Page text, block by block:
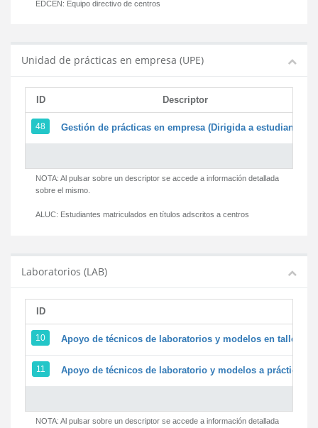
EDCEN: Equipo directivo de centros
Unidad de prácticas en empresa (UPE)
ID Descriptor
48 Gestión de prácticas en empresa (Dirigida a estudiantes)
NOTA: Al pulsar sobre un descriptor se accede a información detallada
sobre el mismo.
ALUC: Estudiantes matriculados en títulos adscritos a centros
Laboratorios (LAB)
ID
10 Apoyo de técnicos de laboratorios y modelos en
11 Apoyo de técnicos de laboratorio y modelos a prácticas
NOTA: Al pulsar sobre un descriptor se accede a información detallada